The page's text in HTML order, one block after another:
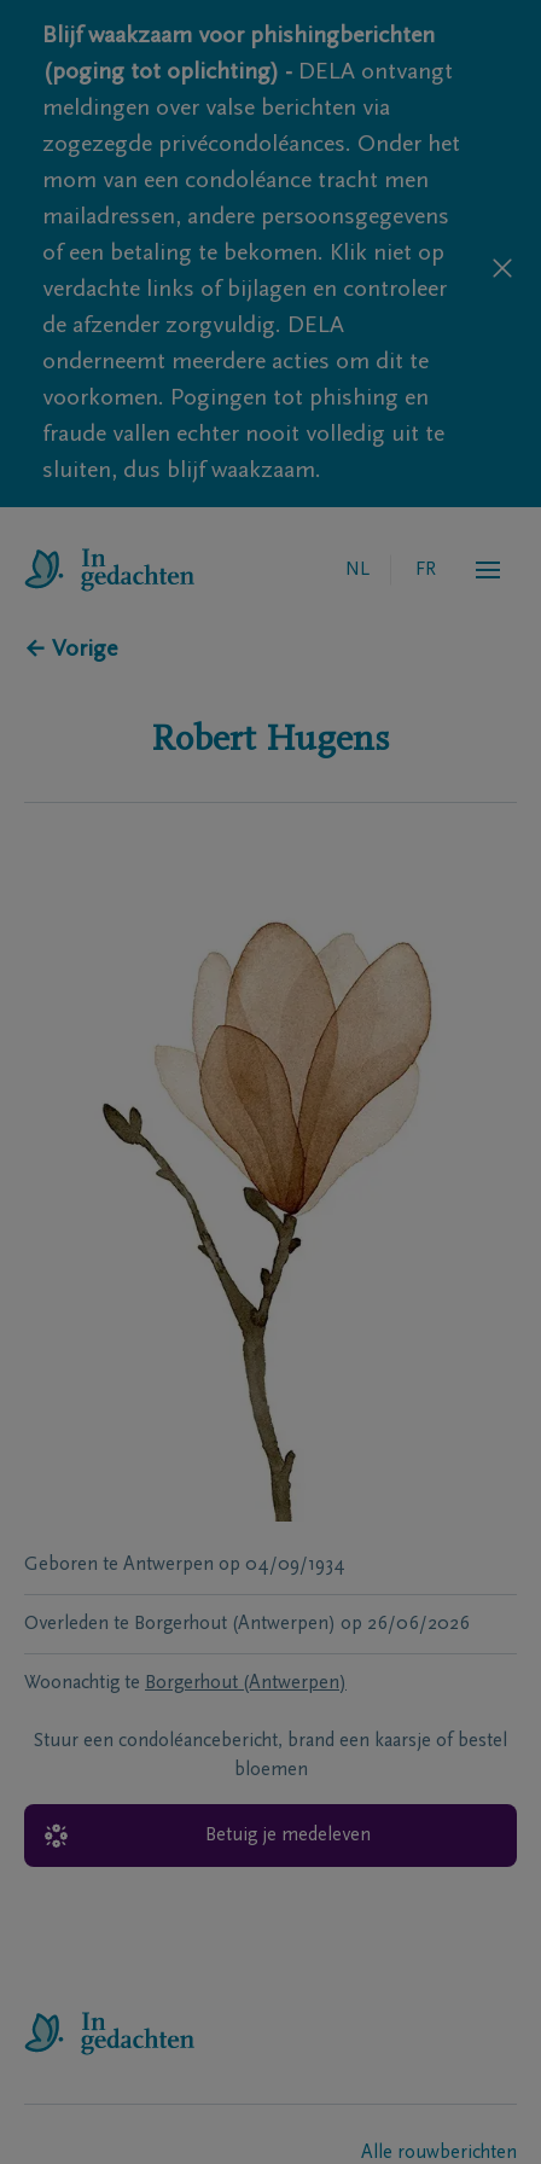
Blijf waakzaam voor phishingberichten
(poging tot oplichting) - DELA ontvangt
meldingen over valse berichten via
zogezegde privécondoléances. Onder het
mom van een condoléance tracht men
mailadressen, andere persoonsgegevens
of een betaling te bekomen. Klik niet op
verdachte links of bijlagen en controleer
de afzender zorgvuldig. DELA
onderneemt meerdere acties om dit te
voorkomen. Pogingen tot phishing en
fraude vallen echter nooit volledig uit te
sluiten, dus blijf waakzaam.
NL FR
← Vorige
Robert Hugens
Geboren te Antwerpen op 04/09/1934
Overleden te Borgerhout (Antwerpen) op 26/06/2026
Woonachtig te Borgerhout (Antwerpen)
Stuur een condoléancebericht, brand een kaarsje of bestel
bloemen
Betuig je medeleven
Alle rouwberichten